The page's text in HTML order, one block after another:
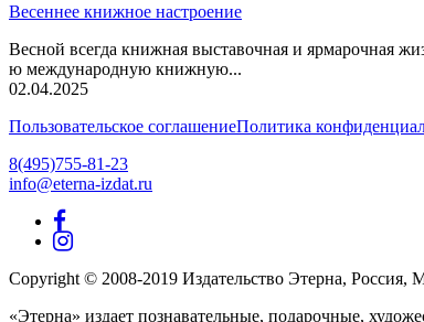
Весеннее книжное настроение
Весной всегда книжная выставочная и ярмарочная
ю международную книжную...
02.04.2025
Пользовательское соглашениеПолитика
8(495)755-81-23
info@eterna-izdat.ru
Copyright © 2008-2019 Издательство Этерна, Россия,
«Этерна» издает познавательные, подарочные,